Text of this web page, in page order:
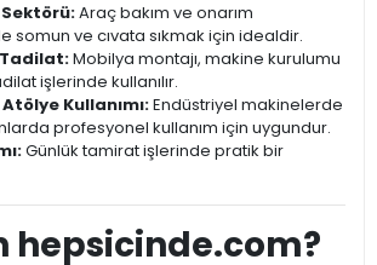
Araç bakım ve onarım
somun ve cıvata sıkmak için idealdir.
Mobilya montajı, makine kurulumu
işlerinde kullanılır.
Kullanımı:Endüstriyel makinelerde
profesyonel kullanım için uygundur.
Günlük tamirat işlerinde pratik bir
hepsicinde.com?